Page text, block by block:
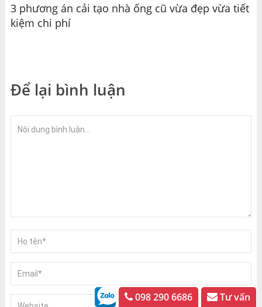
3 phương án cải tạo nhà ống cũ vừa đẹp vừa tiết
kiệm chi phí
Để lại bình luận
098 290 6686 Tư vấn